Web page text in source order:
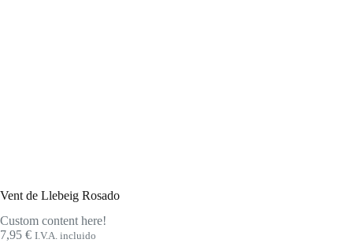
Vent de Llebeig Rosado
Custom content here!
7,95 € I.V.A. incluido